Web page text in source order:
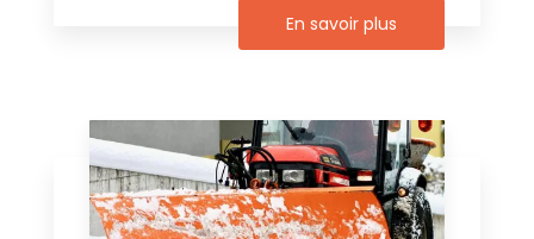
En savoir plus